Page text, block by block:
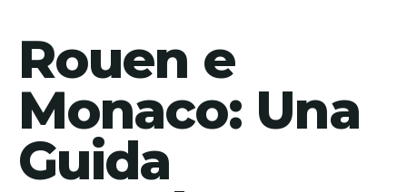
Rouen e
Monaco: Una
Guida